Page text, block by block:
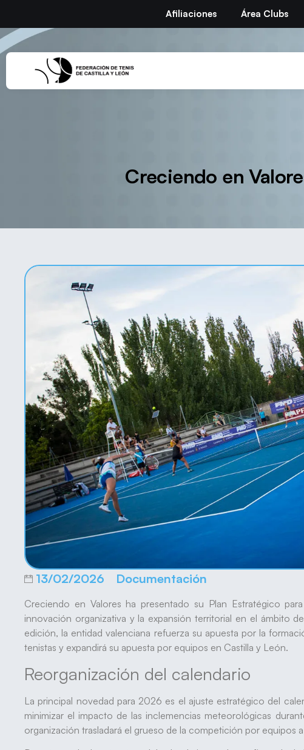
Afiliaciones Área Clubs
Creciendo en
13/02/2026 Documentación
Creciendo en Valores ha presentado su Plan Estratégico
innovación organizativa y la expansión territorial en el ámbito
edición, la entidad valenciana refuerza su apuesta por la
tenistas y expandirá su apuesta por equipos en Castilla y León.
Reorganización del calendario
La principal novedad para 2026 es el ajuste estratégico del
minimizar el impacto de las inclemencias meteorológicas
organización trasladará el grueso de la competición por equipos